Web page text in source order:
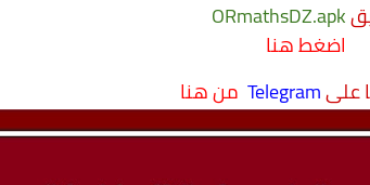
ORmathsDZ.apk
اضغط هنا
علىTelegram من هنا